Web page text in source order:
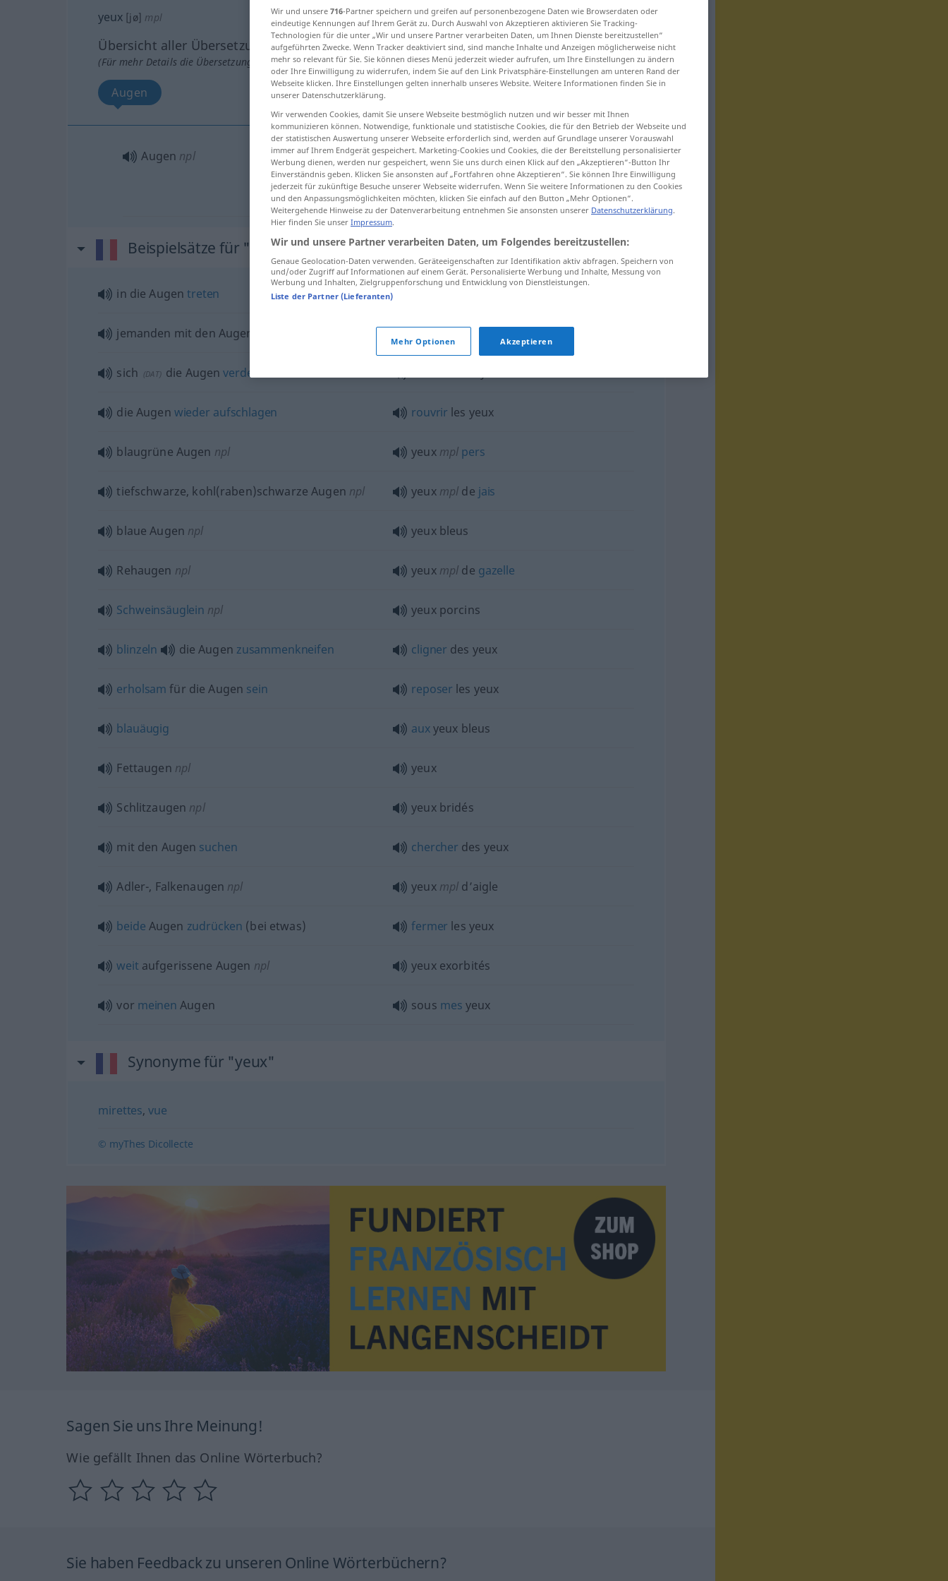
yeux [jø] mpl
Übersicht aller Übersetzungen
(Für mehr Details die Übersetzung anklicken/antippen)
Augen
Augen npl yeux
yeux → siehe „œil“
Beispielsätze für "yeux"
in die Augentreten
jemanden mit den Augen qndes yeux
sich (DAT) die Augenverderben
die Augen wieder aufschlagen rouvrir les yeux
blaugrüne Augen npl yeuxmpl pers
tiefschwarze, kohl(raben)schwarze Augen npl yeuxmpl de jais
blaue Augen npl yeux bleus
Rehaugen npl yeuxmpl de gazelle
Schweinsäuglein npl yeux porcins
blinzeln die Augen zusammenkneifen cligner des yeux
erholsam für die Augen sein reposer les yeux
blauäugig auxyeux bleus
Fettaugen npl yeux
Schlitzaugen npl yeux bridés
mit den Augen suchen chercher des yeux
Adler-, Falkenaugen npl yeuxmpl d’aigle
beide Augen zudrücken (bei etwas) fermer les yeux
weit aufgerissene Augen npl yeux exorbités
vor meinen Augen sous mes yeux
Synonyme für "yeux"
mirettes,vue
© myThes Dicollecte
Sagen Sie uns Ihre Meinung!
Wie gefällt Ihnen das Online Wörterbuch?
Sie haben Feedback zu unseren Online Wörterbüchern?
Wir und unsere 716-Partner speichern und greifen auf personenbezogene Daten wie Browserdaten oder
eindeutige Kennungen auf Ihrem Gerät zu. Durch Auswahl von Akzeptieren aktivieren Sie Tracking-
Technologien für die unter „Wir und unsere Partner verarbeiten Daten, um Ihnen Dienste bereitzustellen“
aufgeführten Zwecke. Wenn Tracker deaktiviert sind, sind manche Inhalte und Anzeigen möglicherweise nicht
mehr so relevant für Sie. Sie können dieses Menü jederzeit wieder aufrufen, um Ihre Einstellungen zu ändern
oder Ihre Einwilligung zu widerrufen, indem Sie auf den Link Privatsphäre-Einstellungen am unteren Rand der
Webseite klicken. Ihre Einstellungen gelten innerhalb unseres Website. Weitere Informationen finden Sie in
unserer Datenschutzerklärung.
Wir verwenden Cookies, damit Sie unsere Webseite bestmöglich nutzen und wir besser mit Ihnen
kommunizieren können. Notwendige, funktionale und statistische Cookies, die für den Betrieb der Webseite und
der statistischen Auswertung unserer Webseite erforderlich sind, werden auf Grundlage unserer Vorauswahl
immer auf Ihrem Endgerät gespeichert. Marketing-Cookies und Cookies, die der Bereitstellung personalisierter
Werbung dienen, werden nur gespeichert, wenn Sie uns durch einen Klick auf den „Akzeptieren“-Button Ihr
Einverständnis geben. Klicken Sie ansonsten auf „Fortfahren ohne Akzeptieren“. Sie können Ihre Einwilligung
jederzeit für zukünftige Besuche unserer Webseite widerrufen. Wenn Sie weitere Informationen zu den Cookies
und den Anpassungsmöglichkeiten möchten, klicken Sie einfach auf den Button „Mehr Optionen“.
Weitergehende Hinweise zu der Datenverarbeitung entnehmen Sie ansonsten unserer Datenschutzerklärung.
Hier finden Sie unser Impressum.
Wir und unsere Partner verarbeiten Daten, um Folgendes bereitzustellen:
Genaue Geolocation-Daten verwenden. Geräteeigenschaften zur Identifikation aktiv abfragen. Speichern von
und/oder Zugriff auf Informationen auf einem Gerät. Personalisierte Werbung und Inhalte, Messung von
Werbung und Inhalten, Zielgruppenforschung und Entwicklung von Dienstleistungen.
Liste der Partner (Lieferanten)
Mehr Optionen Akzeptieren